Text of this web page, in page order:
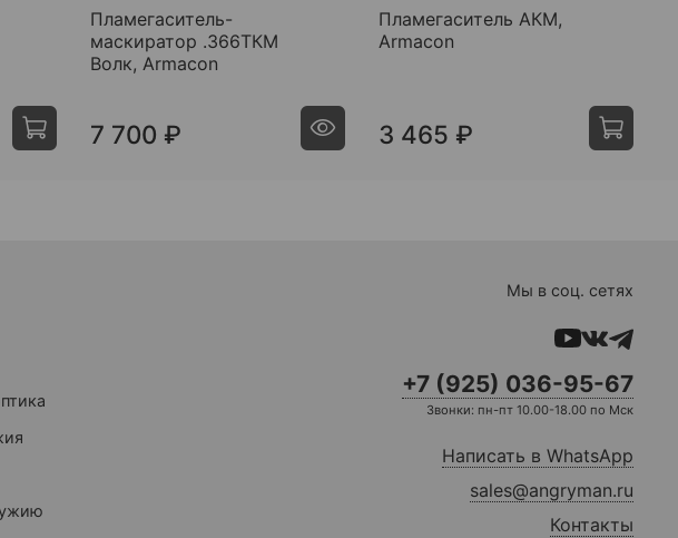
Пламегаситель-
маскиратор .366ТКМ
Волк, Armacon
7 700 ₽
Пламегаситель АКМ,
Armacon
3 465 ₽
Мы в соц. сетях
+7 (925) 036-95-67
Звонки: пн-пт 10.00-18.00 по Мск
Написать в WhatsApp
sales@angryman.ru
Контакты